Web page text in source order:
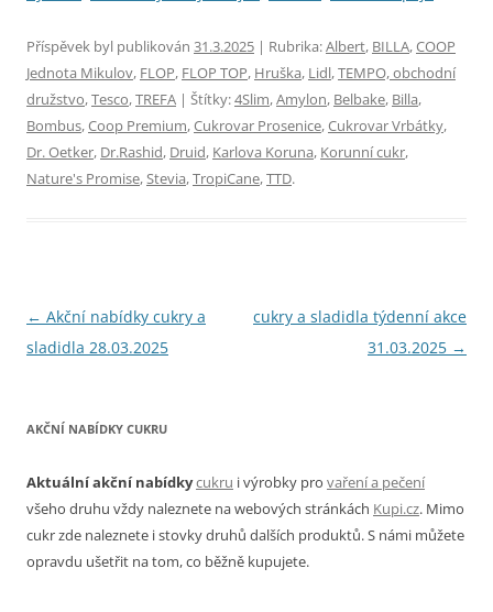
Příspěvek byl publikován 31.3.2025 | Rubrika:Albert, BILLA,COOP
Jednota Mikulov, FLOP, FLOP TOP, Hruška, Lidl,TEMPO, obchodní
družstvo,Tesco,TREFA | Štítky:4Slim,Amylon, Belbake, Billa,
Bombus,Coop Premium,Cukrovar Prosenice,Cukrovar Vrbátky,
Dr. Oetker, Dr.Rashid, Druid, Karlova Koruna, Korunní cukr,
Nature's Promise,Stevia,TropiCane,TTD.
Navigace
pro
← Akční nabídky cukry a
sladidla 28.03.2025
cukry a sladidla týdenní akce
31.03.2025 →
AKČNÍ NABÍDKY CUKRU
Aktuální akční nabídkycukru i výrobky pro vaření a pečení
všeho druhu vždy naleznete na webových stránkách Kupi.cz. Mimo
cukr zde naleznete i stovky druhů dalších produktů. S námi můžete
opravdu ušetřit na tom, co běžně kupujete.